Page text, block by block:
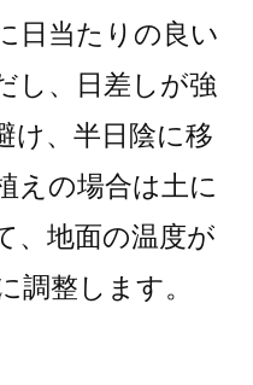
日当たりの良い
し、日差しが強
け、半日陰に移
えの場合は土に
、地面の温度が
調整します。